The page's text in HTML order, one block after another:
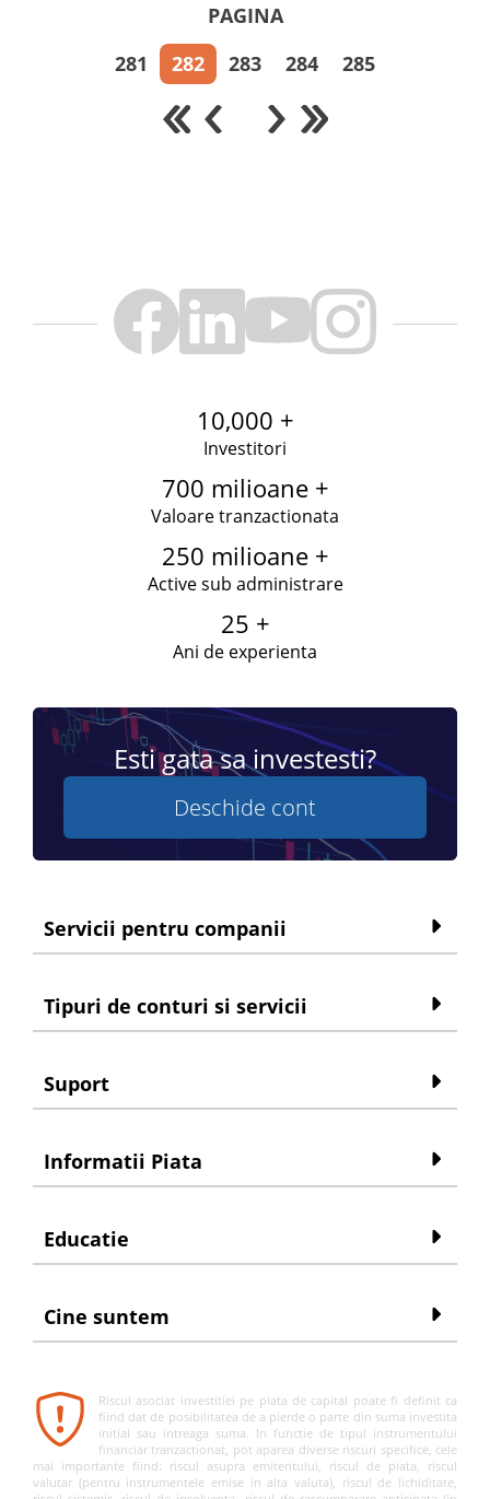
PAGINA
281
282 283 284 285
10,000 +
Investitori
700 milioane +
Valoare tranzactionata
250 milioane +
Active sub administrare
25 +
Ani de experienta
Esti gata sa investesti?
Deschide cont
Servicii pentru companii
Tipuri de conturi si servicii
Suport
Informatii Piata
Educatie
Cine suntem
Riscul asociat investitiei pe piata de capital poate fi definit ca
fiind dat de posibilitatea de a pierde o parte din suma investita
initial sau intreaga suma. In functie de tipul instrumentului
financiar tranzactionat, pot aparea diverse riscuri specifice, cele
mai importante fiind: riscul asupra emitentului, riscul de piata, riscul
valutar (pentru instrumentele emise in alta valuta), riscul de lichiditate,